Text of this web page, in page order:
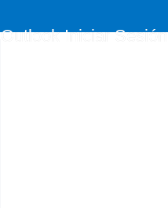
Outlook Iniciar Sesión